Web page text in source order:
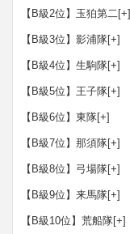
【B級2位】玉狛第二[+]
【B級3位】影浦隊[+]
【B級4位】生駒隊[+]
【B級5位】王子隊[+]
【B級6位】東隊[+]
【B級7位】那須隊[+]
【B級8位】弓場隊[+]
【B級9位】来馬隊[+]
【B級10位】荒船隊[+]